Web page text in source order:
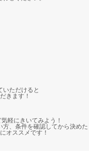
いただけると
きます！
軽にきいてみよう！
、条件を確認してから決めた
オススメです！